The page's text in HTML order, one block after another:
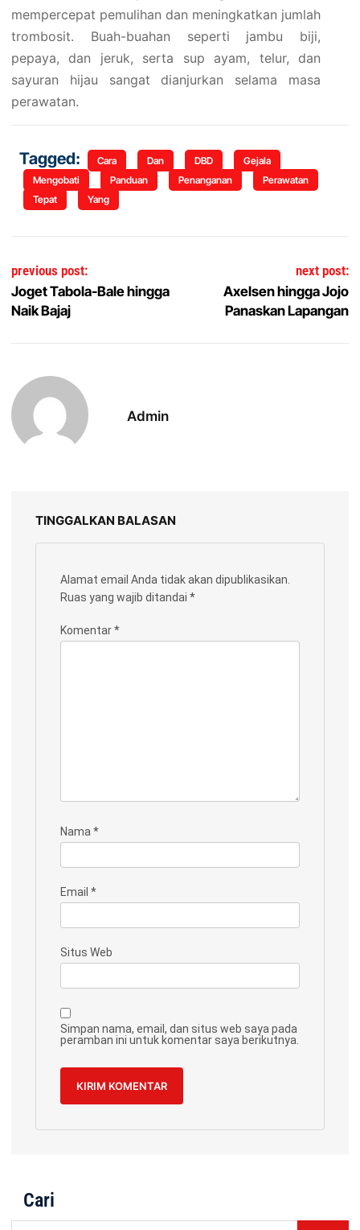
mempercepat pemulihan dan meningkatkan jumlah
trombosit. Buah-buahan seperti jambu biji,
pepaya, dan jeruk, serta sup ayam, telur, dan
sayuran hijau sangat dianjurkan selama masa
perawatan.
Tagged: Cara Dan DBD
Gejala
Mengobati
Panduan Penanganan
Perawatan
Tepat
Yang
Navigasi pos
previous post:
Joget Tabola-Bale hingga
Naik Bajaj
next post:
Axelsen hingga Jojo
Panaskan Lapangan
Admin
TINGGALKAN BALASAN
Alamat email Anda tidak akan dipublikasikan.
Ruas yang wajib ditandai *
Komentar*
Nama *
Email *
Situs Web
Simpan nama, email, dan situs web saya pada
peramban ini untuk komentar saya berikutnya.
Cari